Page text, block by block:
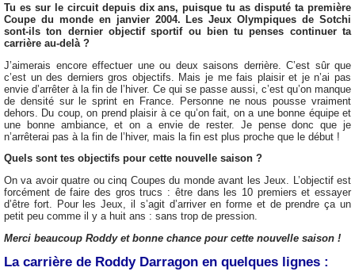
Tu es sur le circuit depuis dix ans, puisque tu as disputé ta première
Coupe du monde en janvier 2004. Les Jeux Olympiques de Sotchi
sont-ils ton dernier objectif sportif ou bien tu penses continuer ta
carrière au-delà ?
J’aimerais encore effectuer une ou deux saisons derrière. C’est sûr que
c’est un des derniers gros objectifs. Mais je me fais plaisir et je n’ai pas
envie d’arrêter à la fin de l’hiver. Ce qui se passe aussi, c’est qu’on manque
de densité sur le sprint en France. Personne ne nous pousse vraiment
dehors. Du coup, on prend plaisir à ce qu’on fait, on a une bonne équipe et
une bonne ambiance, et on a envie de rester. Je pense donc que je
n’arrêterai pas à la fin de l’hiver, mais la fin est plus proche que le début !
Quels sont tes objectifs pour cette nouvelle saison ?
On va avoir quatre ou cinq Coupes du monde avant les Jeux. L’objectif est
forcément de faire des gros trucs : être dans les 10 premiers et essayer
d’être fort. Pour les Jeux, il s’agit d’arriver en forme et de prendre ça un
petit peu comme il y a huit ans : sans trop de pression.
Merci beaucoup Roddy et bonne chance pour cette nouvelle saison !
La carrière de Roddy Darragon en quelques lignes :